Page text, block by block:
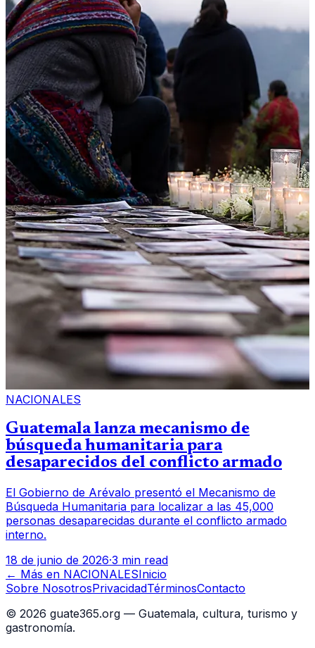
NACIONALES
Guatemala lanza mecanismo de
búsqueda humanitaria para
desaparecidos del conflicto armado
El Gobierno de Arévalo presentó el Mecanismo de
Búsqueda Humanitaria para localizar a las 45,000
personas desaparecidas durante el conflicto armado
interno.
18 de junio de 2026·3 min read
← Más en NACIONALESInicio
Sobre NosotrosPrivacidadTérminosContacto
© 2026 guate365.org — Guatemala, cultura, turismo y
gastronomía.